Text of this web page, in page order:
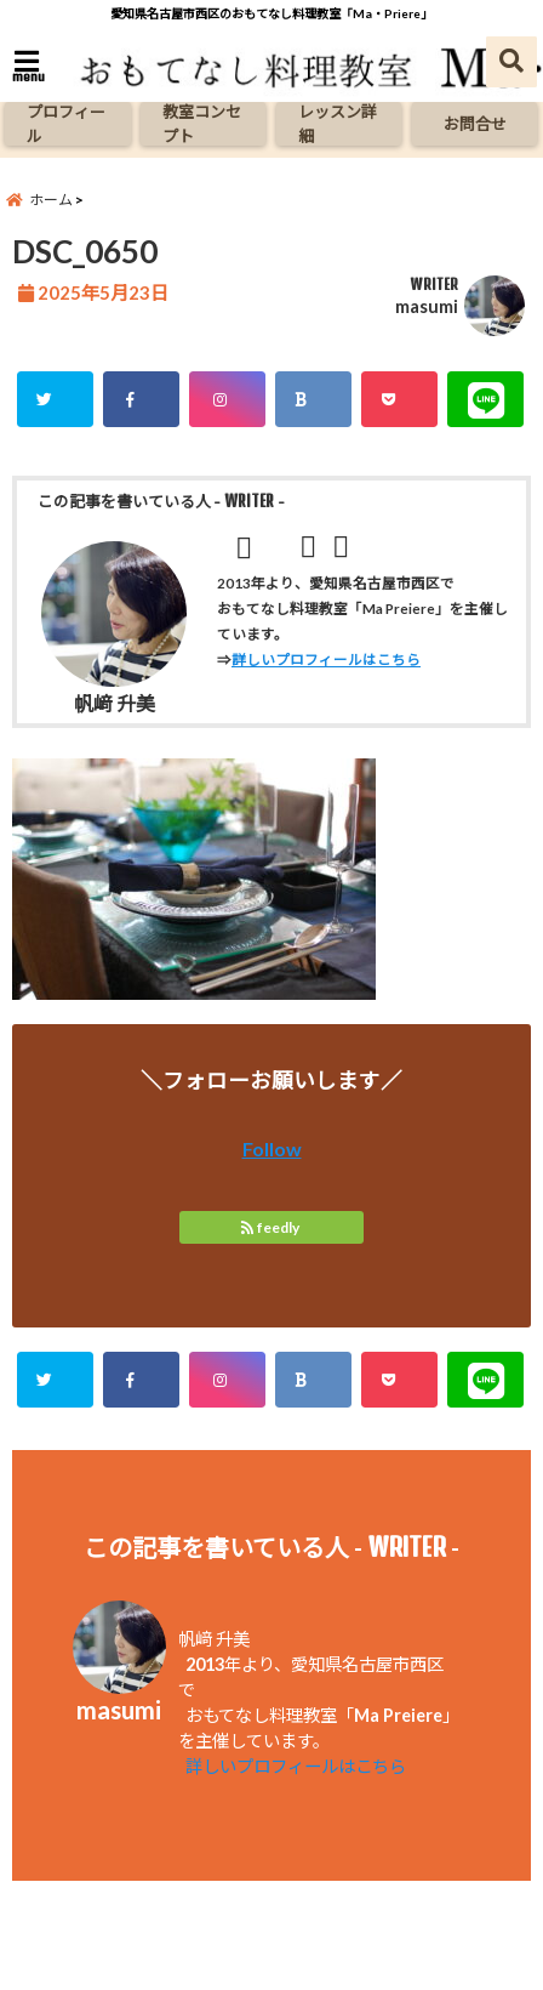
愛知県名古屋市西区のおもてなし料理教室「Ma・Priere」
menu
プロフィー
ル
教室コンセ
プト
レッスン詳
細
お問合せ
ホーム
DSC_0650
2025年5月23日 WRITER
masumi
この記事を書いている人 - WRITER -
2013年より、愛知県名古屋市西区で
おもてなし料理教室「Ma Preiere」を主催し
ています。
⇒詳しいプロフィールはこちら
帆﨑 升美
＼フォローお願いします／
Follow
feedly
この記事を書いている人 - WRITER-
masumi
帆﨑 升美
2013年より、愛知県名古屋市西区
で
おもてなし料理教室「Ma Preiere」
を主催しています。
詳しいプロフィールはこちら